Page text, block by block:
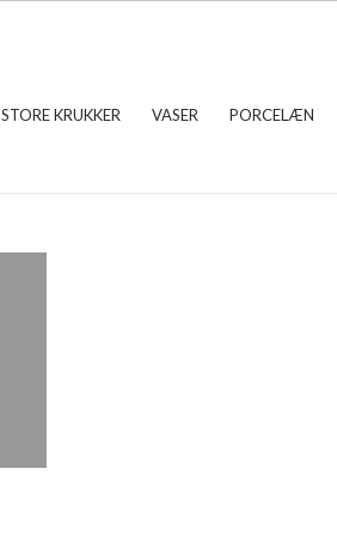
STORE KRUKKER VASER PORCELÆN